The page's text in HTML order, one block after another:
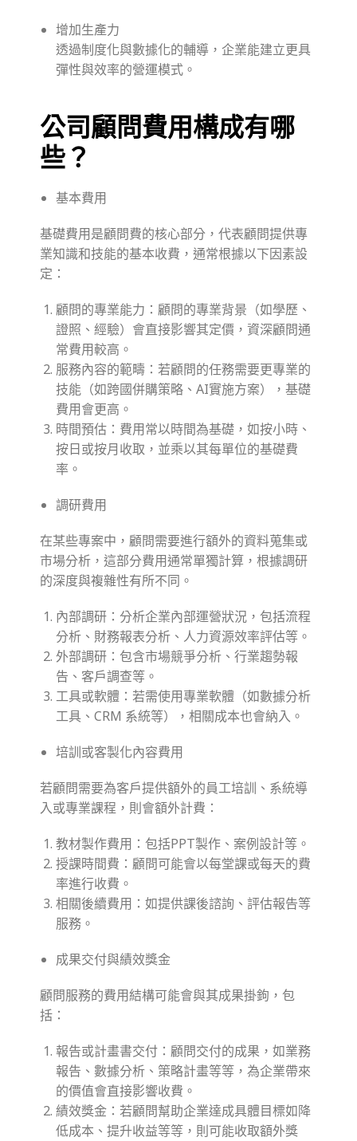
增加生產力
透過制度化與數據化的輔導，企業能建立更具
彈性與效率的營運模式。
公司顧問費用構成有哪
些？
基本費用
基礎費用是顧問費的核心部分，代表顧問提供專
業知識和技能的基本收費，通常根據以下因素設
定：
顧問的專業能力：顧問的專業背景（如學歷、
證照、經驗）會直接影響其定價，資深顧問通
常費用較高。
服務內容的範疇：若顧問的任務需要更專業的
技能（如跨國併購策略、AI實施方案），基礎
費用會更高。
時間預估：費用常以時間為基礎，如按小時、
按日或按月收取，並乘以其每單位的基礎費
率。
調研費用
在某些專案中，顧問需要進行額外的資料蒐集或
市場分析，這部分費用通常單獨計算，根據調研
的深度與複雜性有所不同。
內部調研：分析企業內部運營狀況，包括流程
分析、財務報表分析、人力資源效率評估等。
外部調研：包含市場競爭分析、行業趨勢報
告、客戶調查等。
工具或軟體：若需使用專業軟體（如數據分析
工具、CRM 系統等），相關成本也會納入。
培訓或客製化內容費用
若顧問需要為客戶提供額外的員工培訓、系統導
入或專業課程，則會額外計費：
教材製作費用：包括PPT製作、案例設計等。
授課時間費：顧問可能會以每堂課或每天的費
率進行收費。
相關後續費用：如提供課後諮詢、評估報告等
服務。
成果交付與績效獎金
顧問服務的費用結構可能會與其成果掛鉤，包
括：
報告或計畫書交付：顧問交付的成果，如業務
報告、數據分析、策略計畫等等，為企業帶來
的價值會直接影響收費。
績效獎金：若顧問幫助企業達成具體目標如降
低成本、提升收益等等，則可能收取額外獎